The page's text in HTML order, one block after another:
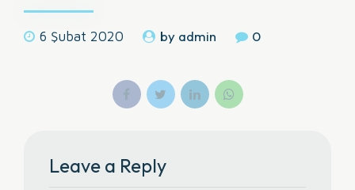
6 Şubat 2020 by admin 0
Leave a Reply